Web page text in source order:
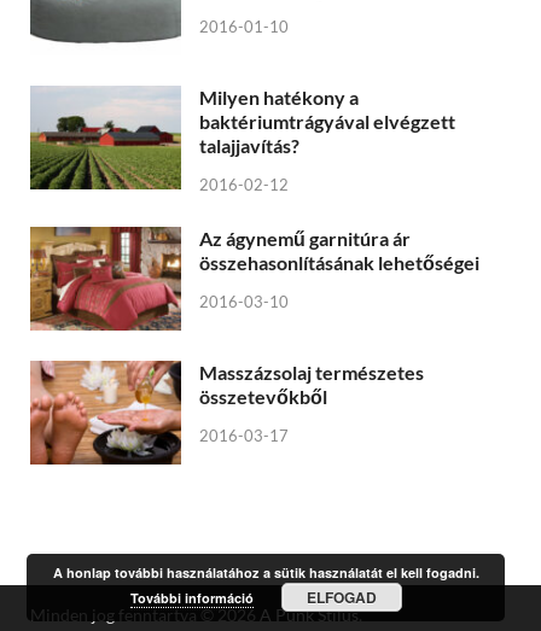
2016-01-10
Milyen hatékony a
baktériumtrágyával elvégzett
talajjavítás?
2016-02-12
Az ágynemű garnitúra ár
összehasonlításának lehetőségei
2016-03-10
Masszázsolaj természetes
összetevőkből
2016-03-17
Minden jog fenntartva © 2026 A Punk Stílus.
A honlap további használatához a sütik használatát el kell fogadni.
További információ
ELFOGAD